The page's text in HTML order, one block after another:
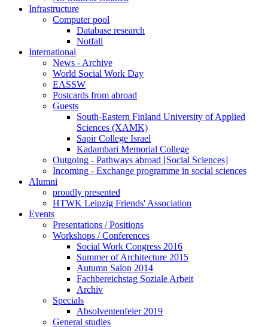
Infrastructure
Computer pool
Database research
Notfall
International
News - Archive
World Social Work Day
EASSW
Postcards from abroad
Guests
South-Eastern Finland University of Applied
Sciences (XAMK)
Sapir College Israel
Kadambari Memorial College
Outgoing - Pathways abroad [Social Sciences]
Incoming - Exchange programme in social sciences
Alumni
proudly presented
HTWK Leipzig Friends' Association
Events
Presentations / Positions
Workshops / Conferences
Social Work Congress 2016
Summer of Architecture 2015
Autumn Salon 2014
Fachbereichstag Soziale Arbeit
Archiv
Specials
Absolventenfeier 2019
General studies